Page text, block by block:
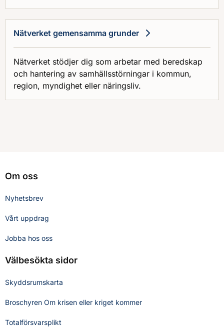
Nätverket gemensamma grunder
Nätverket stödjer dig som arbetar med beredskap
och hantering av samhällsstörningar i kommun,
region, myndighet eller näringsliv.
Om oss
Nyhetsbrev
Vårt uppdrag
Jobba hos oss
Välbesökta sidor
Skyddsrumskarta
Broschyren Om krisen eller kriget kommer
Totalförsvarsplikt